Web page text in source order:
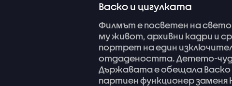
Васко и цигулката
Филмътепосветен на
муживот,архивни кадри и
портрет наедин
отдадеността.Детето-
ДържаватаеобещалаВаско
партиенфункционерзаменя